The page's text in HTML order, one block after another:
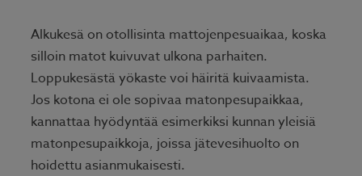
Alkukesä on otollisinta mattojenpesuaikaa, koska
silloin matot kuivuvat ulkona parhaiten.
Loppukesästä yökaste voi häiritä kuivaamista.
Jos kotona ei ole sopivaa matonpesupaikkaa,
kannattaa hyödyntää esimerkiksi kunnan yleisiä
matonpesupaikkoja, joissa jätevesihuolto on
hoidettu asianmukaisesti.